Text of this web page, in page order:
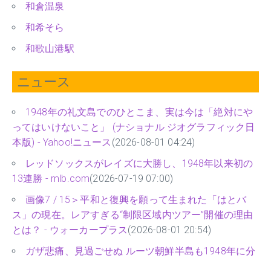
和倉温泉
和希そら
和歌山港駅
ニュース
1948年の礼文島でのひとこま、実は今は「絶対にや
ってはいけないこと」 (ナショナル ジオグラフィック日
本版) - Yahoo!ニュース (2026-08-01 04:24)
レッドソックスがレイズに大勝し、1948年以来初の
13連勝 - mlb.com(2026-07-19 07:00)
画像7 / 15＞平和と復興を願って生まれた「はとバ
ス」の現在。レアすぎる“制限区域内ツアー”開催の理由
とは？ - ウォーカープラス(2026-08-01 20:54)
ガザ悲痛、見過ごせぬ ルーツ朝鮮半島も1948年に分